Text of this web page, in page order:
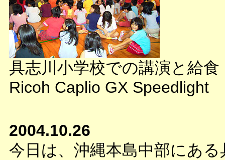
具志川小学校での講演と給食
Ricoh Caplio GX Speedlight
2004.10.26
今日は、沖縄本島中部にあ